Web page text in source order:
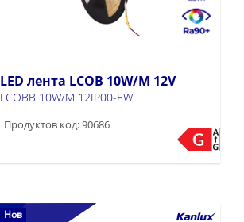
LED лента LCOB 10W/M 12V
LCOBB 10W/M 12IP00-EW
Продуктов код: 90686
Нов